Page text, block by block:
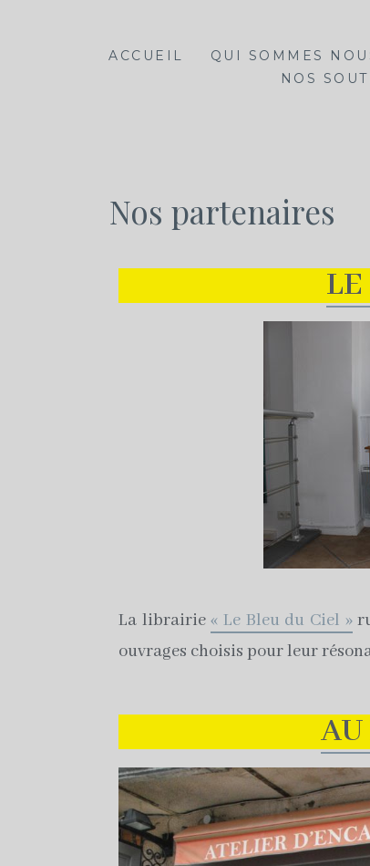
ACCUEIL QUI SOMMES
NOS
Nos partenaires
La librairie« Le Bleu du Ciel »
ouvrages choisis pour leur